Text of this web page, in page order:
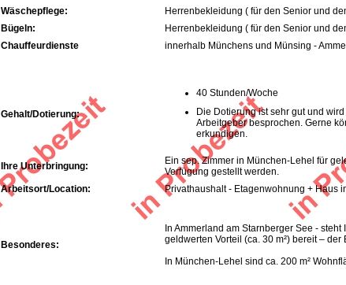
Wäschepflege:
Herrenbekleidung ( für den Senior und
Bügeln:
Herrenbekleidung ( für den Senior und
Chauffeurdienste innerhalb Münchens und Münsing -
Gehalt/Dotierung:
40 Stunden/Woche
Die Dotierung ist sehr gut und
Arbeitgeber besprochen. Gerne
erkundigen.
Ihre Unterbringung:
Ein sep. Zimmer in München-Lehel für
Verfügung gestellt werden.
Arbeitsort/Location: Privathaushalt - Etagenwohnung + Haus
Besonderes:
In Ammerland am Starnberger See -
geldwerten Vorteil (ca. 30 m²) bereit –
In München-Lehel sind ca. 200 m²